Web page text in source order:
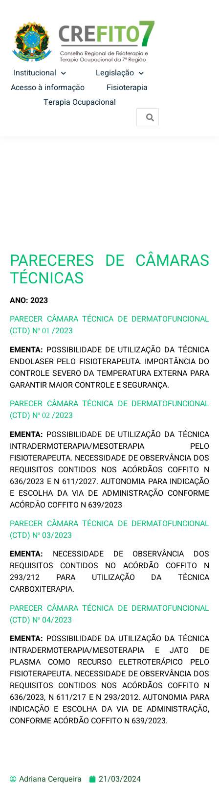
Institucional
Legislação
Acesso à informação
Fisioterapia
Terapia Ocupacional
PARECERES DE CÂMARAS
TÉCNICAS
ANO: 2023
PARECER CÂMARA TÉCNICA DE DERMATOFUNCIONAL
(CTD) Nº 01 /2023
EMENTA: POSSIBILIDADE DE UTILIZAÇÃO DA TÉCNICA
ENDOLASER PELO FISIOTERAPEUTA. IMPORTÂNCIA DO
CONTROLE SEVERO DA TEMPERATURA EXTERNA PARA
GARANTIR MAIOR CONTROLE E SEGURANÇA.
PARECER CÂMARA TÉCNICA DE DERMATOFUNCIONAL
(CTD) Nº 02 /2023
EMENTA: POSSIBILIDADE DE UTILIZAÇÃO DA TÉCNICA
INTRADERMOTERAPIA/MESOTERAPIA PELO
FISIOTERAPEUTA. NECESSIDADE DE OBSERVÂNCIA DOS
REQUISITOS CONTIDOS NOS ACÓRDÃOS COFFITO N
636/2023 E N 611/2027. AUTONOMIA PARA INDICAÇÃO
E ESCOLHA DA VIA DE ADMINISTRAÇÃO CONFORME
ACÓRDÃO COFFITO N 639/2023
PARECER CÂMARA TÉCNICA DE DERMATOFUNCIONAL
(CTD) Nº 03/2023
EMENTA: NECESSIDADE DE OBSERVÂNCIA DOS
REQUISITOS CONTIDOS NO ACÓRDÃO COFFITO N
293/212 PARA UTILIZAÇÃO DA TÉCNICA
CARBOXITERAPIA.
PARECER CÂMARA TÉCNICA DE DERMATOFUNCIONAL
(CTD) Nº 04/2023
EMENTA: POSSIBILIDADE DA UTILIZAÇÃO DA TÉCNICA
INTRADERMOTERAPIA/MESOTERAPIA E JATO DE
PLASMA COMO RECURSO ELETROTERÁPICO PELO
FISIOTERAPEUTA. NECESSIDADE DE OBSERVÂNCIA DOS
REQUISITOS CONTIDOS NOS ACÓRDÃOS COFFITO N
636/2023, N 611/217 E N 293/2012. AUTONOMIA PARA
INDICAÇÃO E ESCOLHA DA VIA DE ADMINISTRAÇÃO,
CONFORME ACÓRDÃO COFFITO N 639/2023.
Adriana Cerqueira 21/03/2024